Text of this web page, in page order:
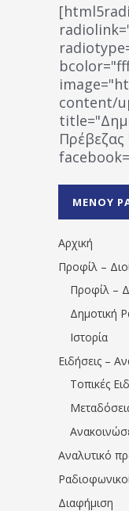
content/
Πρέβεζας
ΜΕΝΟΥ
Αρχική
Προφίλ –
Προφίλ –
Δημοτική
Ιστορία
Ειδήσεις –
Τοπικές
Αναλυτικό
Διαφήμιση